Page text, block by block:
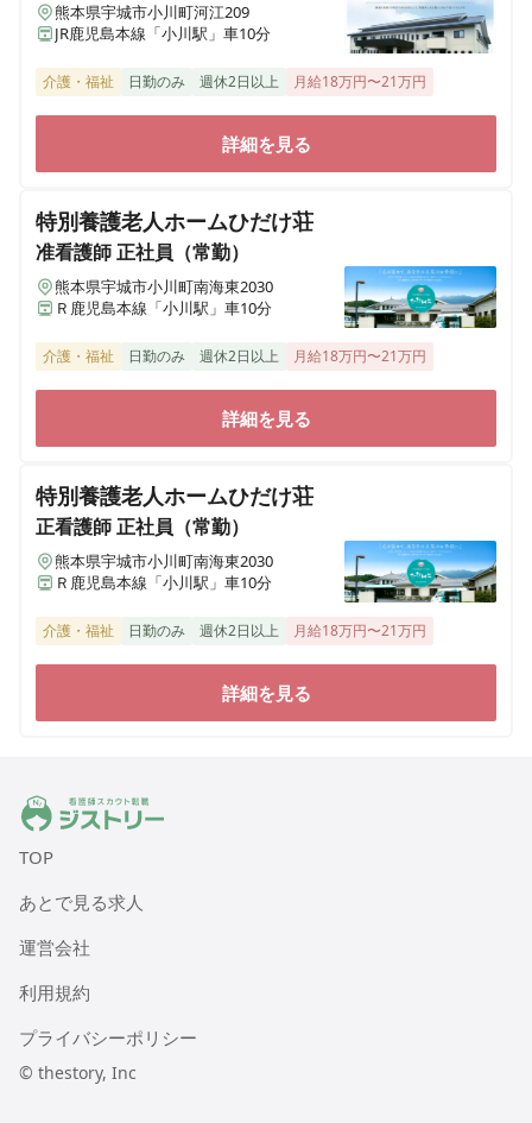
熊本県宇城市小川町河江209
JR鹿児島本線「小川駅」車10分
介護・福祉 日勤のみ 週休2日以上 月給18万円〜21万円
詳細を見る
特別養護老人ホームひだけ荘
准看護師正社員（常勤）
熊本県宇城市小川町南海東2030
Ｒ鹿児島本線「小川駅」車10分
介護・福祉 日勤のみ 週休2日以上 月給18万円〜21万円
詳細を見る
特別養護老人ホームひだけ荘
正看護師正社員（常勤）
熊本県宇城市小川町南海東2030
Ｒ鹿児島本線「小川駅」車10分
介護・福祉 日勤のみ 週休2日以上 月給18万円〜21万円
詳細を見る
ジストリー 看護師の転職マッチング
TOP
あとで見る求人
運営会社
利用規約
プライバシーポリシー
© thestory, Inc